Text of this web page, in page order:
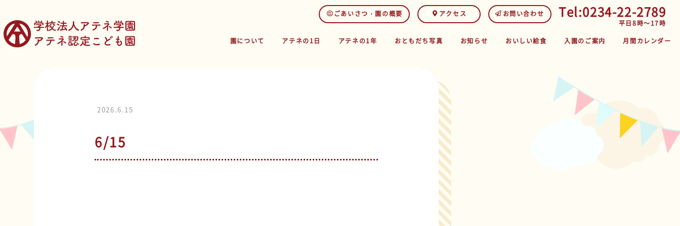
ごあいさつ・園の概要 アクセス お問い合わせ Tel:0234-22-2789
平日8時～17時
園について
アテネの1日 アテネの1年 おともだち写真 お知らせ おいしい給食 入園のご案内 月間カレンダー
2026.6.15
6/15